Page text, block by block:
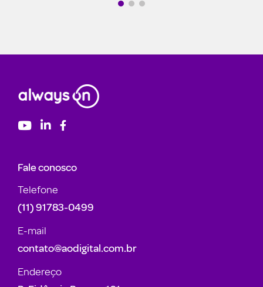
Fale conosco
Telefone
(11) 91783-0499
E-mail
contato@aodigital.com.br
Endereço